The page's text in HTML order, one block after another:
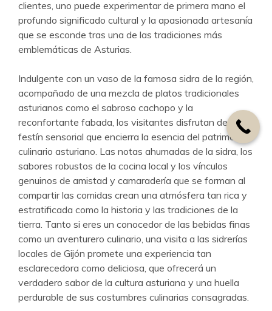
clientes, uno puede experimentar de primera mano el
profundo significado cultural y la apasionada artesanía
que se esconde tras una de las tradiciones más
emblemáticas de Asturias.
Indulgente con un vaso de la famosa sidra de la región,
acompañado de una mezcla de platos tradicionales
asturianos como el sabroso cachopo y la
reconfortante fabada, los visitantes disfrutan de un
festín sensorial que encierra la esencia del patrimonio
culinario asturiano. Las notas ahumadas de la sidra, los
sabores robustos de la cocina local y los vínculos
genuinos de amistad y camaradería que se forman al
compartir las comidas crean una atmósfera tan rica y
estratificada como la historia y las tradiciones de la
tierra. Tanto si eres un conocedor de las bebidas finas
como un aventurero culinario, una visita a las sidrerías
locales de Gijón promete una experiencia tan
esclarecedora como deliciosa, que ofrecerá un
verdadero sabor de la cultura asturiana y una huella
perdurable de sus costumbres culinarias consagradas.